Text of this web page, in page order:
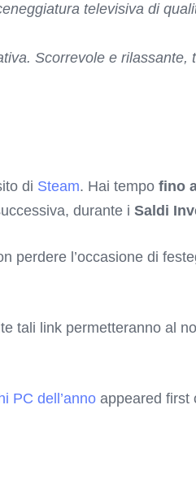
televisiva di
Scorrevole e
di Steam. Hai tempo fino
durante i Saldi
perdere l’occasione di
tali link permetteranno al
PC dell’anno appeared first